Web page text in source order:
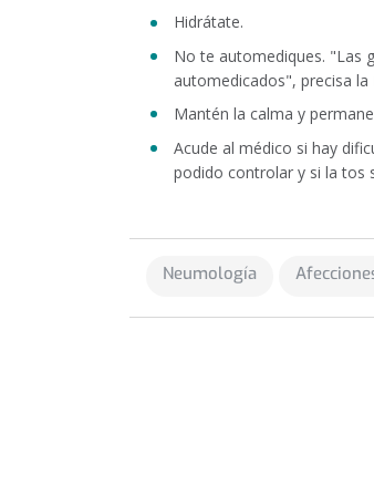
Hidrátate.
No te automediques. "Las
automedicados", precisa la
Mantén la calma y
Acude al médico si hay
podido controlar y si la tos
Neumología